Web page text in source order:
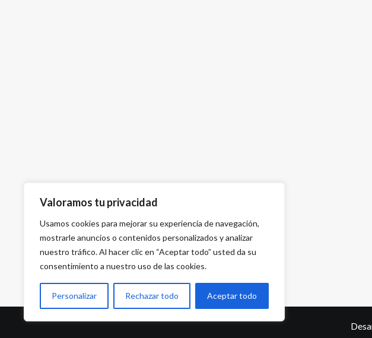
Valoramos tu privacidad
Usamos cookies para mejorar su experiencia de navegación,
mostrarle anuncios o contenidos personalizados y analizar
nuestro tráfico. Al hacer clic en “Aceptar todo” usted da su
consentimiento a nuestro uso de las cookies.
Personalizar Rechazar todo Aceptar todo